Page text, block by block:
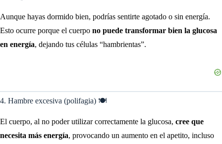
Aunque hayas dormido bien, podrías sentirte agotado o sin energía.
Esto ocurre porque el cuerpo no puede transformar bien la glucosa
en energía, dejando tus células “hambrientas”.
4. Hambre excesiva (polifagia) 🍽️
El cuerpo, al no poder utilizar correctamente la glucosa, cree que
necesita más energía, provocando un aumento en el apetito, incluso